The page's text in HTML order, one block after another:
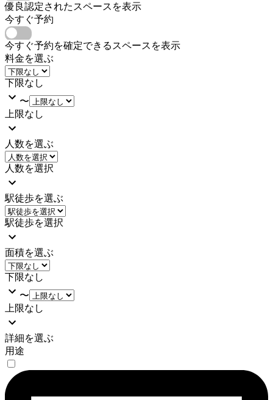
優良認定されたスペースを表示
今すぐ予約
今すぐ予約を確定できるスペースを表示
料金を選ぶ
下限なし
〜
上限なし
人数を選ぶ
人数を選択
駅徒歩を選ぶ
駅徒歩を選択
面積を選ぶ
下限なし
〜
上限なし
詳細を選ぶ
用途